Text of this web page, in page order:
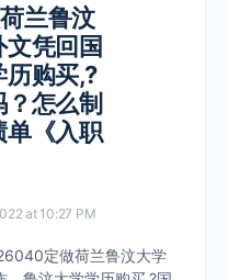
兰鲁汶
凭回国
购买,?
怎么制
单《入职
at 10:27 PM
定做荷兰鲁汶大学